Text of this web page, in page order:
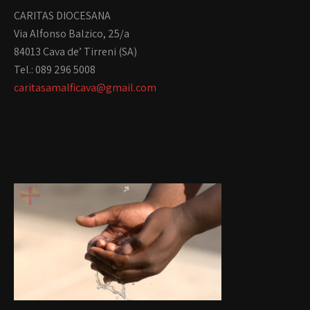
CARITAS DIOCESANA
Via Alfonso Balzico, 25/a
84013 Cava de’ Tirreni (SA)
Tel.: 089 296 5008
caritasamalficava@gmail.com